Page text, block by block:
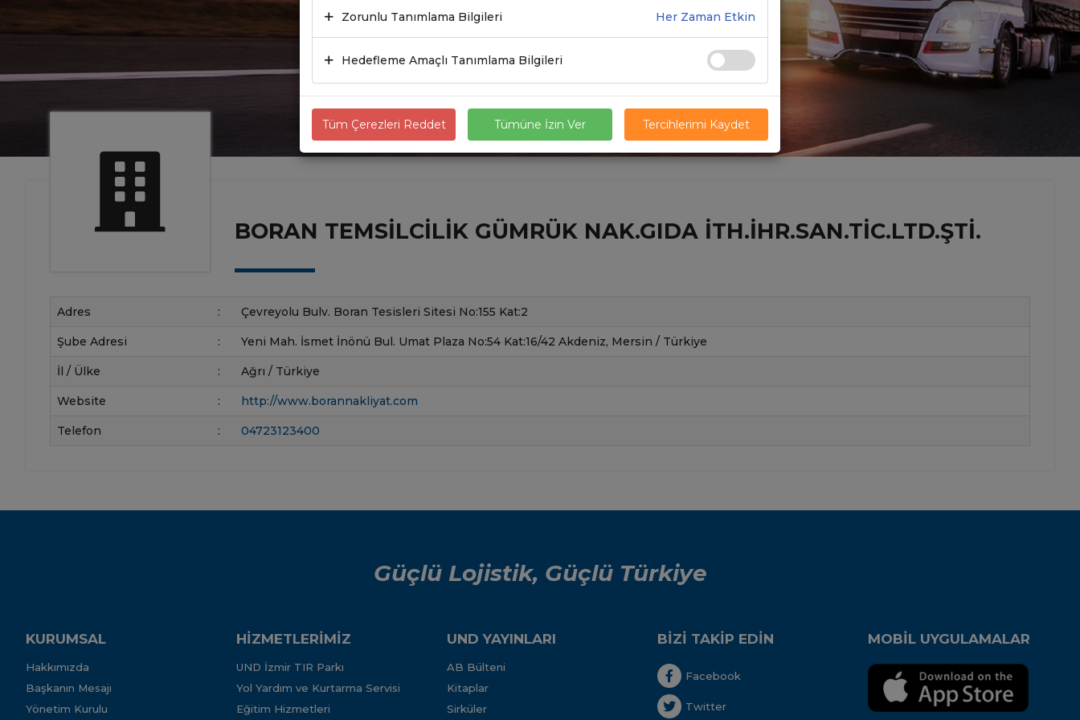
BORAN TEMSILCILIK GÜMRÜK NAK.GIDA İTH.İHR.SAN.TIC.LTD.ŞTI.
Adres : Çevreyolu Bulv. Boran Tesisleri Sitesi No:155 Kat:2
Şube Adresi : Yeni Mah. İsmet İnönü Bul. Umat Plaza No:54 Kat:16/42 Akdeniz, Mersin / Türkiye
İl / Ülke : Ağrı / Türkiye
Website : http://www.borannakliyat.com
Telefon : 04723123400
Güçlü Lojistik, Güçlü Türkiye
KURUMSAL
Hakkımızda
Başkanın Mesajı
Yönetim Kurulu
HİZMETLERİMİZ
UND İzmir TIR Parkı
Yol Yardım ve Kurtarma Servisi
Eğitim Hizmetleri
UND YAYINLARI
AB Bülteni
Kitaplar
Sirküler
BİZİ TAKİP EDİN
Facebook
Twitter
MOBİL UYGULAMALAR
Zorunlu Tanımlama Bilgileri Her Zaman Etkin
Hedefleme Amaçlı Tanımlama Bilgileri
Tüm Çerezleri Reddet Tümüne İzin Ver Tercihlerimi Kaydet